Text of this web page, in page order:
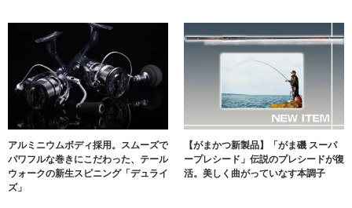
アルミニウムボディ採用。スムーズで
パワフルな巻きにこだわった、テール
ウォークの新生スピニング「デュライ
ズ」
【がまかつ新製品】「がま磯 スーパ
ープレシード」伝説のプレシードが復
活。美しく曲がっていなす本調子